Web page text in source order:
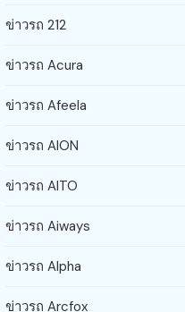
ข่าวรถ 212
ข่าวรถ Acura
ข่าวรถ Afeela
ข่าวรถ AION
ข่าวรถ AITO
ข่าวรถ Aiways
ข่าวรถ Alpha
ข่าวรถ Arcfox